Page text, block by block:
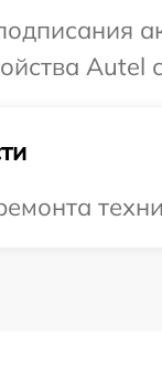
Autel